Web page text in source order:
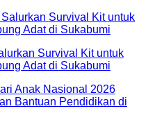
Survival Kit untuk
Adat di Sukabumi